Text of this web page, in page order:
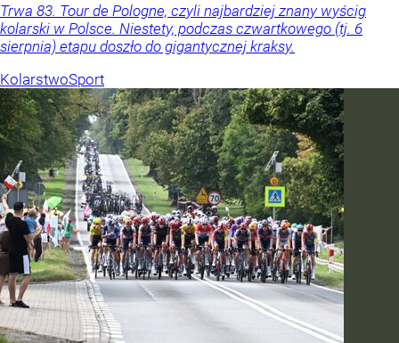
Trwa 83. Tour de Pologne, czyli najbardziej znany wyścig
kolarski w Polsce. Niestety, podczas czwartkowego (tj. 6
sierpnia) etapu doszło do gigantycznej kraksy.
KolarstwoSport